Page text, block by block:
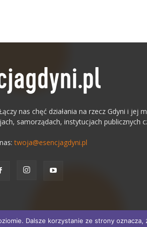
nas chęć działania na rzecz Gdyni i jej
samorządach, instytucjach publicznych
twoja@esencjagdyni.pl
Dalsze korzystanie ze strony oznacza,